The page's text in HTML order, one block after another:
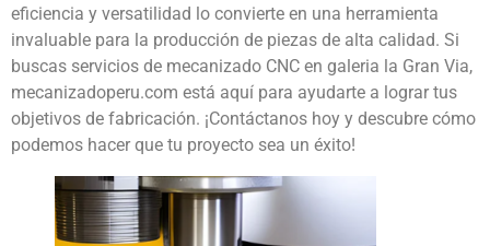
eficiencia y versatilidad lo convierte en una herramienta
invaluable para la producción de piezas de alta calidad. Si
buscas servicios de mecanizado CNC en galeria la Gran Via,
mecanizadoperu.com está aquí para ayudarte a lograr tus
objetivos de fabricación. ¡Contáctanos hoy y descubre cómo
podemos hacer que tu proyecto sea un éxito!